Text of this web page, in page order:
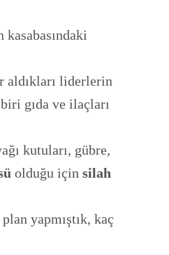
aldıkları liderlerin
gıda ve ilaçları
kutuları, gübre,
olduğu için silah
yapmıştık, kaç